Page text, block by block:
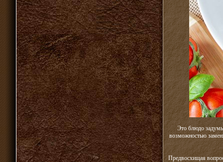
Это блюдо
возможностью
Предвосхищая